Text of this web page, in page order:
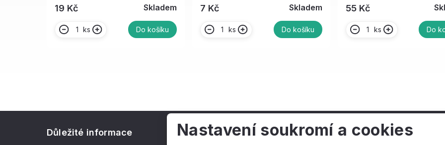
19 Kč
Skladem
ks Do košíku
7 Kč
Skladem
ks Do košíku
55 Kč
ks Do
Důležité informace O společnosti
Nastavení soukromí a cookies